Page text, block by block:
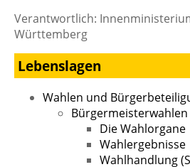
Verantwortlich:
Württemberg
Lebenslagen
Wahlen und
Bürgermeisterwahlen
Die Wahlorgane
Wahlergebnisse
Wahlhandlung